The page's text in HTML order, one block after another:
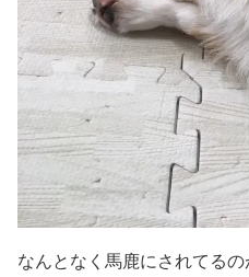
なんとなく馬鹿にされてる